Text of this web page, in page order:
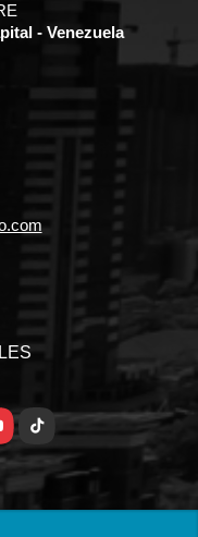
- Venezuela
TikTok